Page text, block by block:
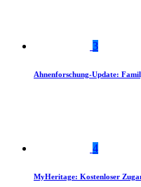
3
Ahnenforschung-Update:
4
MyHeritage: Kostenloser